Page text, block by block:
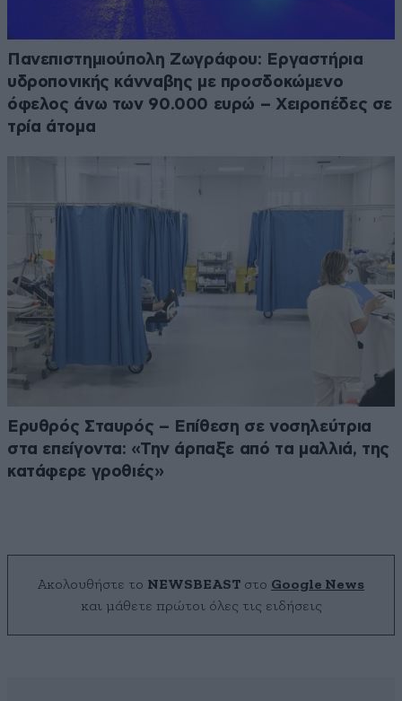
Πανεπιστημιούπολη Ζωγράφου: Εργαστήρια
υδροπονικής κάνναβης με προσδοκώμενο
όφελος άνω των 90.000 ευρώ – Χειροπέδες σε
τρία άτομα
Ερυθρός Σταυρός – Επίθεση σε νοσηλεύτρια
στα επείγοντα: «Την άρπαξε από τα μαλλιά, της
κατάφερε γροθιές»
Ακολουθήστε το NEWSBEAST στο Google News
και μάθετε πρώτοι όλες τις ειδήσεις